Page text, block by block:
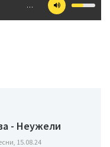
…
- Неужели
15.08.24